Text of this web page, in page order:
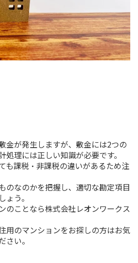
金が発生しますが、敷金には2つの
処理には正しい知識が必要です。
も課税・非課税の違いがあるため注
のなのかを把握し、適切な勘定項目
う。
のことなら株式会社レオンワークス
用のマンションをお探しの方はお気
さい。